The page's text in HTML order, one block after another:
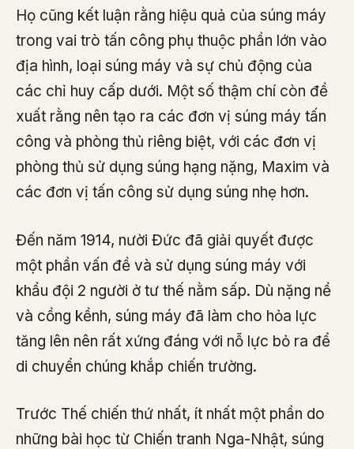
Họ cũng kết luận rằng hiệu quả của súng máy
trong vai trò tấn công phụ thuộc phần lớn vào
địa hình, loại súng máy và sự chủ động của
các chỉ huy cấp dưới. Một số thậm chí còn đề
xuất rằng nên tạo ra các đơn vị súng máy tấn
công và phòng thủ riêng biệt, với các đơn vị
phòng thủ sử dụng súng hạng nặng, Maxim và
các đơn vị tấn công sử dụng súng nhẹ hơn.
Đến năm 1914, nười Đức đã giải quyết được
một phần vấn đề và sử dụng súng máy với
khẩu đội 2 người ở tư thế nằm sấp. Dù nặng nề
và cồng kềnh, súng máy đã làm cho hỏa lực
tăng lên nên rất xứng đáng với nỗ lực bỏ ra để
di chuyển chúng khắp chiến trường.
Trước Thế chiến thứ nhất, ít nhất một phần do
những bài học từ Chiến tranh Nga-Nhật, súng